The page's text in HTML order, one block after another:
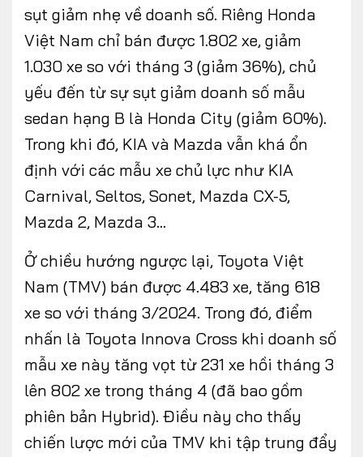
sụt giảm nhẹ về doanh số. Riêng Honda
Việt Nam chỉ bán được 1.802 xe, giảm
1.030 xe so với tháng 3 (giảm 36%), chủ
yếu đến từ sự sụt giảm doanh số mẫu
sedan hạng B là Honda City (giảm 60%).
Trong khi đó, KIA và Mazda vẫn khá ổn
định với các mẫu xe chủ lực như KIA
Carnival, Seltos, Sonet, Mazda CX-5,
Mazda 2, Mazda 3...
Ở chiều hướng ngược lại, Toyota Việt
Nam (TMV) bán được 4.483 xe, tăng 618
xe so với tháng 3/2024. Trong đó, điểm
nhấn là Toyota Innova Cross khi doanh số
mẫu xe này tăng vọt từ 231 xe hồi tháng 3
lên 802 xe trong tháng 4 (đã bao gồm
phiên bản Hybrid). Điều này cho thấy
chiến lược mới của TMV khi tập trung đẩy